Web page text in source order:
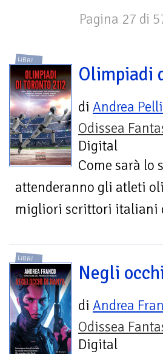
Pagina 27 di
LIBRI
Olimpiadi
di Andrea
Odissea
Digital
Come sarà lo
attenderanno gli atleti
migliori scrittori italiani
LIBRI
Negli
di Andrea
Odissea
Digital